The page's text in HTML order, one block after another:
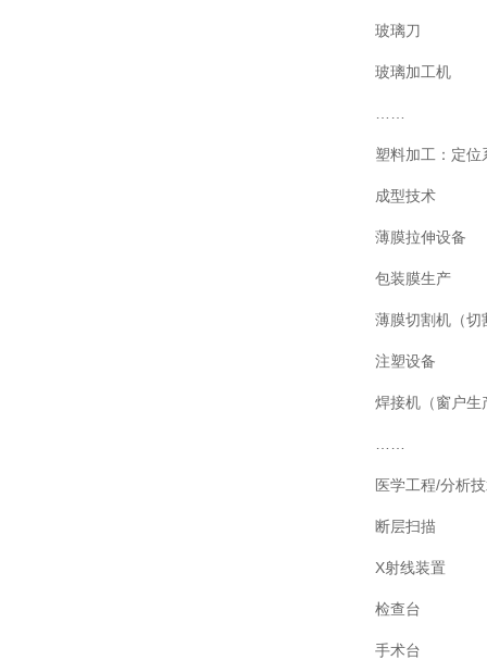
玻璃刀
玻璃加工机
塑料加工：定位
成型技术
薄膜拉伸设备
包装膜生产
薄膜切割机（切
注塑设备
焊接机（窗户生
医学工程/分析
断层扫描
X射线装置
检查台
手术台